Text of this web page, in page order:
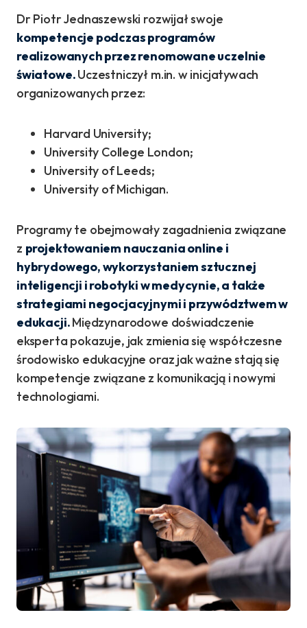
Dr Piotr Jednaszewski rozwijał swoje
kompetencje podczas programów
realizowanych przez renomowane uczelnie
światowe.Uczestniczył m.in. w inicjatywach
organizowanych przez:
Harvard University;
University College London;
University of Leeds;
University of Michigan.
Programy te obejmowały zagadnienia związane
z projektowaniem nauczania online i
hybrydowego, wykorzystaniem sztucznej
inteligencji i robotyki w medycynie, a także
strategiami negocjacyjnymi i przywództwem w
edukacji.Międzynarodowe doświadczenie
eksperta pokazuje, jak zmienia się współczesne
środowisko edukacyjne oraz jak ważne stają się
kompetencje związane z komunikacją i nowymi
technologiami.